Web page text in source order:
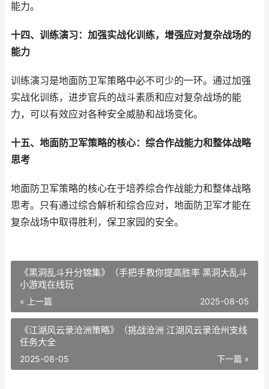
能力。
十四、训练演习：加强实战化训练，增强应对复杂战场的
能力
训练演习是地面防卫军策略中必不可少的一环。通过加强
实战化训练，进步官兵的战斗素质和应对复杂战场的能
力，可以有效应对各种安全威胁和战场变化。
十五、地面防卫军策略的核心：综合作战能力和整体战略
思考
地面防卫军策略的核心在于培养综合作战能力和整体战略
思考。只有通过综合解析和综合应对，地面防卫军才能在
复杂战场中取得胜利，保卫家园的安全。
《黑洞乱斗升分锦集》（手把手教你提高胜率 黑洞大乱斗
小游戏在线玩
« 上一篇 2025-08-05
《江湖风云录沧洲策略》（挑战沧洲 江湖风云录沧州支线
任务大全
下一篇 »
2025-08-05